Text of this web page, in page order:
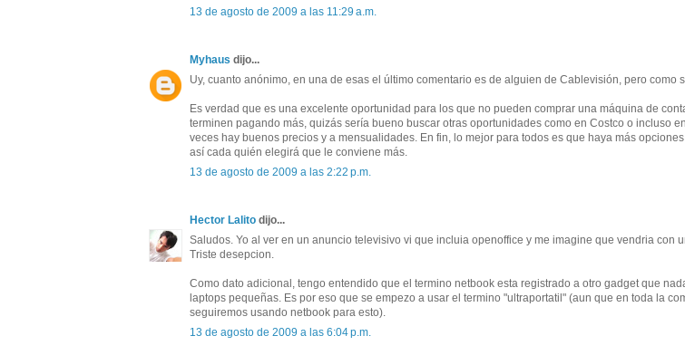
13 de agosto de 2009 a las 11:29 a.m.
Myhaus dijo...
Uy, cuanto anónimo, en una de esas el último comentario es de alguien de Cablevisión, pero como
Es verdad que es una excelente oportunidad para los que no pueden comprar una máquina de
terminen pagando más, quizás sería bueno buscar otras oportunidades como en Costco o incluso
veces hay buenos precios y a mensualidades. En fin, lo mejor para todos es que haya más
así cada quién elegirá que le conviene más.
13 de agosto de 2009 a las 2:22 p.m.
Hector Lalito dijo...
Saludos. Yo al ver en un anuncio televisivo vi que incluia openoffice y me imagine que vendria con
Triste desepcion.
Como dato adicional, tengo entendido que el termino netbook esta registrado a otro gadget que
laptops pequeñas. Es por eso que se empezo a usar el termino "ultraportatil" (aun que en toda la
seguiremos usando netbook para esto).
13 de agosto de 2009 a las 6:04 p.m.